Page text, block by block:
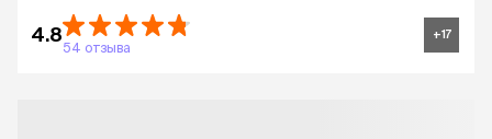
4.8
54 отзыва
+17